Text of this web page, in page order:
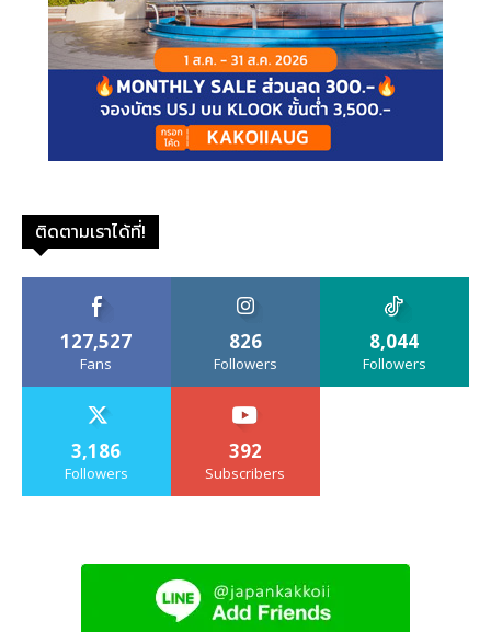
ติดตามเราได้ที่!
127,527
Fans
826
Followers
8,044
Followers
3,186
Followers
392
Subscribers